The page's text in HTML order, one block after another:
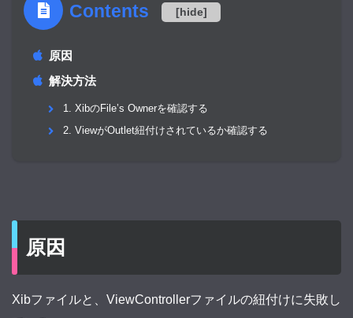
Contents [hide]
原因
解決方法
1. XibのFile’s Ownerを確認する
2. ViewがOutlet紐付けされているか確認する
原因
Xibファイルと、ViewControllerファイルの紐付けに失敗し